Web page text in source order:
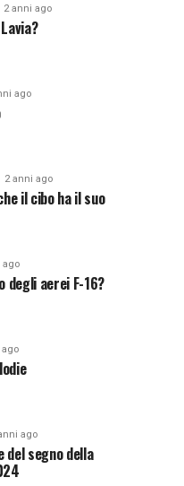
2 anni ago
ago
2 anni ago
il cibo ha il suo
ago
degli aerei F-16?
ago
segno della